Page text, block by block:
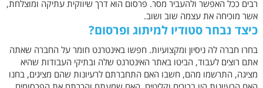
רבים ככל האפשר ולהעביר מסר. פרסום הוא דרך שיווקית עתיקה ומוצלחת,
אשר מוכיחה את עצמה שוב ושוב.
כיצד נבחר סטודיו למיתוג ופרסום?
בחרו חברה לה ניסיון ומקצועיות. חפשו באינטרנט חומר על החברה שאתה
אתם רוצים לעבוד, הביטו באתר האינטרנט שלה ובתיקי העבודות שהיא
מציגה, התרשמו מהם, חשבו האם התחברתם לרעיונות שהם מציגים, בחנו